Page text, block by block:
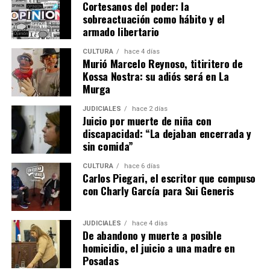
de la Nación”.
Entre las prioridades de su bloque, Rojas Decut enlistó la
“defensa de la tierra misionera, el rechazo a cualquier
reforma que facilite la extranjerización indiscriminada
de tierras rurales, sin tener en cuenta las
particularidades de las provincias, o que debilite la
protección de las zonas de frontera hídrica, con el
Acuífero Guaraní como patrimonio estratégico
irrenunciable; la custodia de la biodiversidad; el
federalismo real; la educación como motor de
desarrollo; el trabajo, la producción y la innovación, con
el crecimiento equilibrado en los casi 30.000 km² de la
provincia, generando más oportunidades para cerca de
1.300.000 misioneros”.
“Estoy a disposición para llevar la voz del gobierno de
mi provincia al Congreso de la Nación”, señaló Rojas
Decut y finalizó: “Esa es una causa que no admite
Cortesanos del poder: la
sobreactuación como hábito y el
armado libertario
CULTURA hace 4 días
Murió Marcelo Reynoso, titiritero de
Kossa Nostra: su adiós será en La
Murga
JUDICIALES hace 2 días
Juicio por muerte de niña con
discapacidad: “La dejaban encerrada y
sin comida”
CULTURA hace 6 días
Carlos Piegari, el escritor que compuso
con Charly García para Sui Generis
JUDICIALES hace 4 días
De abandono y muerte a posible
homicidio, el juicio a una madre en
Posadas